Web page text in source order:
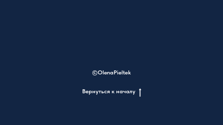
©OlenaPieltek
Вернуться к началу